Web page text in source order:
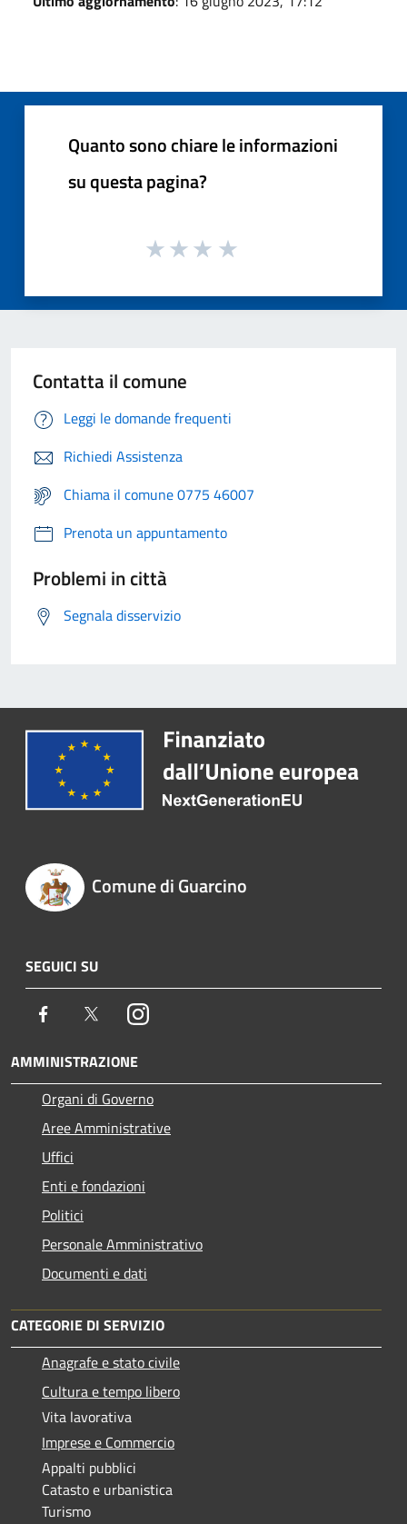
Quanto sono chiare le informazioni
su questa pagina?
Contatta il comune
Leggi le domande frequenti
Richiedi Assistenza
Chiama il comune 0775 46007
Prenota un appuntamento
Problemi in città
Segnala disservizio
Comune di Guarcino
SEGUICI SU
Facebook TwitterInstagram
AMMINISTRAZIONE
Organi di Governo
Aree Amministrative
Uffici
Enti e fondazioni
Politici
Personale Amministrativo
Documenti e dati
CATEGORIE DI SERVIZIO
Anagrafe e stato civile
Cultura e tempo libero
Vita lavorativa
Imprese e Commercio
Appalti pubblici
Catasto e urbanistica
Turismo